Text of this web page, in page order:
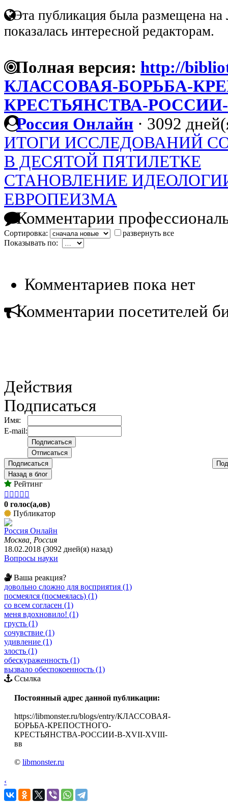
Эта публикация была размещена на
показалась интересной редакторам.
Полная версия: http://
КЛАССОВАЯ-БОРЬБА-
КРЕСТЬЯНСТВА-РОССИИ-
Россия Онлайн · 3092
ИТОГИ ИССЛЕДОВАНИЙ
В ДЕСЯТОЙ ПЯТИЛЕТКЕ
СТАНОВЛЕНИЕ
ЕВРОПЕИЗМА
Комментарии
Сортировка:
развернуть все
Показывать по:
Комментариев пока нет
Комментарии посетителей
Действия
Подписаться
Имя:
E-mail:
Подписаться
Назад в блог
Рейтинг
    
0 голос(а,ов)
Публикатор
Россия Онлайн
Москва, Россия
18.02.2018 (3092 дней(я) назад)
Вопросы науки
Ваша реакция?
довольно сложно для восприятия (1)
посмеялся (посмеялась) (1)
со всем согласен (1)
меня вдохновило! (1)
грусть (1)
сочувствие (1)
удивление (1)
злость (1)
обескураженность (1)
вызвало обеспокоенность (1)
Ссылка
Постоянный адрес данной публикации:
https://libmonster.ru/blogs/entry/КЛАССОВАЯ-
БОРЬБА-КРЕПОСТНОГО-
КРЕСТЬЯНСТВА-РОССИИ-В-XVII-XVIII-
вв
© libmonster.ru
‹
›